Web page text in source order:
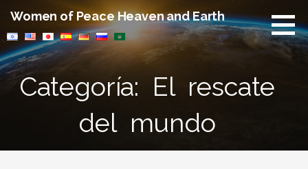
contenido
Women of Peace Heaven and Earth
Categoría: El rescate
del mundo